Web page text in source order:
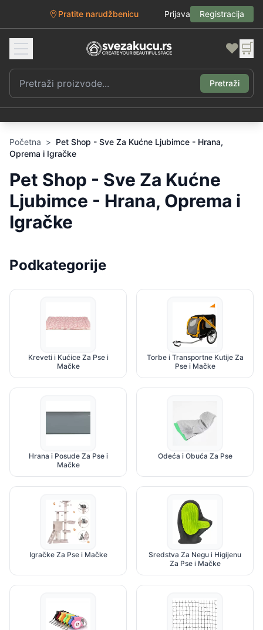
Pratite narudžbenicu Prijava Registracija
❤️ 🛒
Pretraži
Početna > Pet Shop - Sve Za Kućne Ljubimce - Hrana,
Oprema i Igračke
Pet Shop - Sve Za Kućne
Ljubimce - Hrana, Oprema i
Igračke
Podkategorije
Kreveti i Kućice Za Pse i
Mačke
Torbe i Transportne Kutije Za
Pse i Mačke
Hrana i Posude Za Pse i
Mačke
Odeća i Obuća Za Pse
Igračke Za Pse i Mačke
Sredstva Za Negu i Higijenu
Za Pse i Mačke